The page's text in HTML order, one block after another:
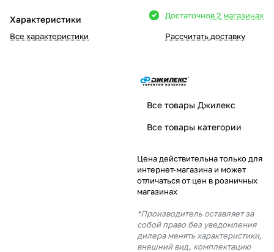
Характеристики
Все характеристики
Достаточнов 2 магазинах
Рассчитать доставку
Все товары Джилекс
Все товары категории
Цена действительна только для
интернет-магазина и может
отличаться от цен в розничных
магазинах
*Производитель оставляет за
собой право без уведомления
дилера менять характеристики,
внешний вид, комплектацию
в корзину
% картой любого банка
% будут
с вашей карты